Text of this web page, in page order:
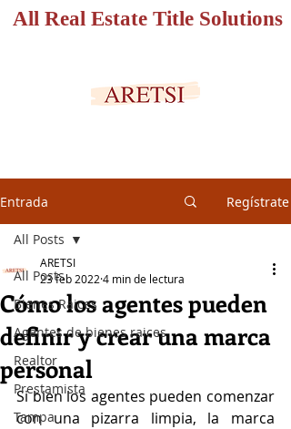
All Real Estate Title Solutions
Entrada Regístrate
All Posts
Bienes Raices
Agentes de bienes raices
Realtor
Prestamista
Tampa
All Posts
Cómo los agentes pueden
definir y crear una marca
personal
ARETSI
23 feb 2022 4 min de lectura
Si bien los agentes pueden comenzar
con una pizarra limpia, la marca